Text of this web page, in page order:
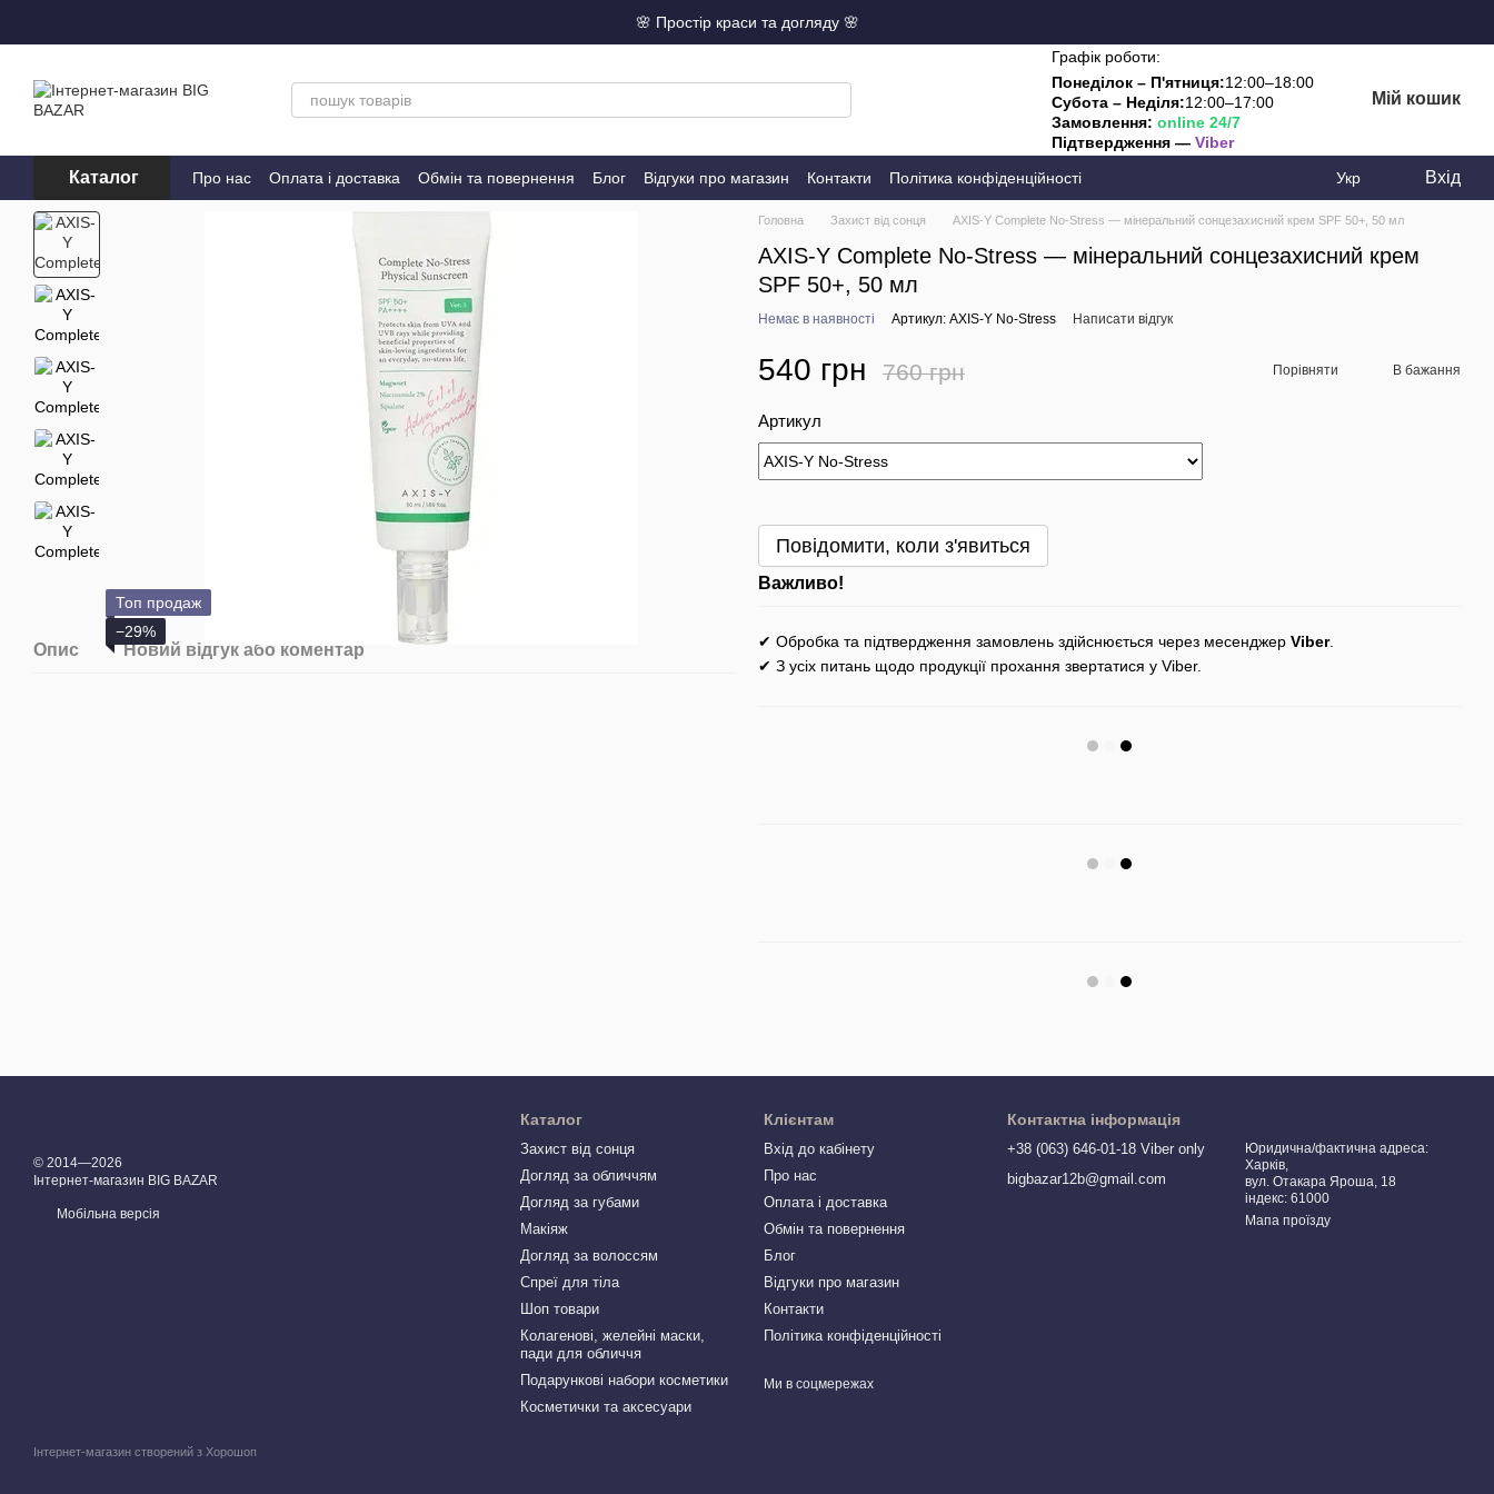
🌸 Простір краси та догляду 🌸
Графік роботи:
Понеділок – П'ятниця:12:00–18:00
Субота – Неділя:12:00–17:00
Замовлення: online 24/7
Підтвердження — Viber
Мій кошик
Каталог Про нас Оплата і доставка Обмін та повернення Блог Відгуки про магазин Контакти Політика конфіденційності Укр Вхід
Топ продаж
−29%
Опис Новий відгук або коментар
Головна Захист від сонця AXIS-Y Complete No-Stress — мінеральний сонцезахисний крем SPF 50+, 50 мл
AXIS-Y Complete No-Stress — мінеральний сонцезахисний крем
SPF 50+, 50 мл
Немає в наявності Артикул: AXIS-Y No-Stress Написати відгук
540 грн 760 грн Порівняти В бажання
Артикул
Повідомити, коли з'явиться
Важливо!
✔ Обробка та підтвердження замовлень здійснюється через месенджер Viber.
✔ З усіх питань щодо продукції прохання звертатися у Viber.
© 2014—2026
Інтернет-магазин BIG BAZAR
Мобільна версія
Інтернет-магазин створений з Хорошоп
Каталог
Захист від сонця
Догляд за обличчям
Догляд за губами
Макіяж
Догляд за волоссям
Спреї для тіла
Шоп товари
Колагенові, желейні маски,
пади для обличчя
Подарункові набори косметики
Косметички та аксесуари
Клієнтам
Вхід до кабінету
Про нас
Оплата і доставка
Обмін та повернення
Блог
Відгуки про магазин
Контакти
Політика конфіденційності
Ми в соцмережах
Контактна інформація
+38 (063) 646-01-18 Viber only
bigbazar12b@gmail.com
Юридична/фактична адреса:
Харків,
вул. Отакара Яроша, 18
індекс: 61000
Мапа проїзду